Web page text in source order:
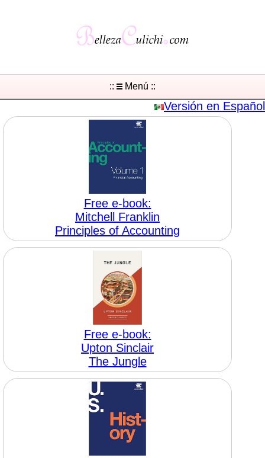
:: Menú ::
Versión en Español
Free e-book:
Mitchell Franklin
Principles of Accounting
Free e-book:
Upton Sinclair
The Jungle